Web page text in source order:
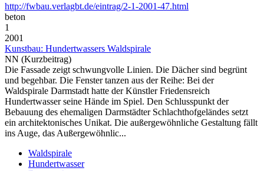
http://fwbau.verlagbt.de/eintrag/2-1-2001-47.html
beton
1
2001
Kunstbau: Hundertwassers Waldspirale
NN (Kurzbeitrag)
Die Fassade zeigt schwungvolle Linien. Die Dächer sind begrünt
und begehbar. Die Fenster tanzen aus der Reihe: Bei der
Waldspirale Darmstadt hatte der Künstler Friedensreich
Hundertwasser seine Hände im Spiel. Den Schlusspunkt der
Bebauung des ehemaligen Darmstädter Schlachthofgeländes setzt
ein architektonisches Unikat. Die außergewöhnliche Gestaltung fällt
ins Auge, das Außergewöhnlic...
Waldspirale
Hundertwasser